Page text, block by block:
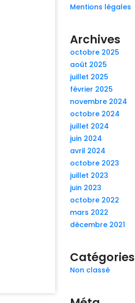
Mentions légales
Archives
octobre 2025
août 2025
juillet 2025
février 2025
novembre 2024
octobre 2024
juillet 2024
juin 2024
avril 2024
octobre 2023
juillet 2023
juin 2023
octobre 2022
mars 2022
décembre 2021
Catégories
Non classé